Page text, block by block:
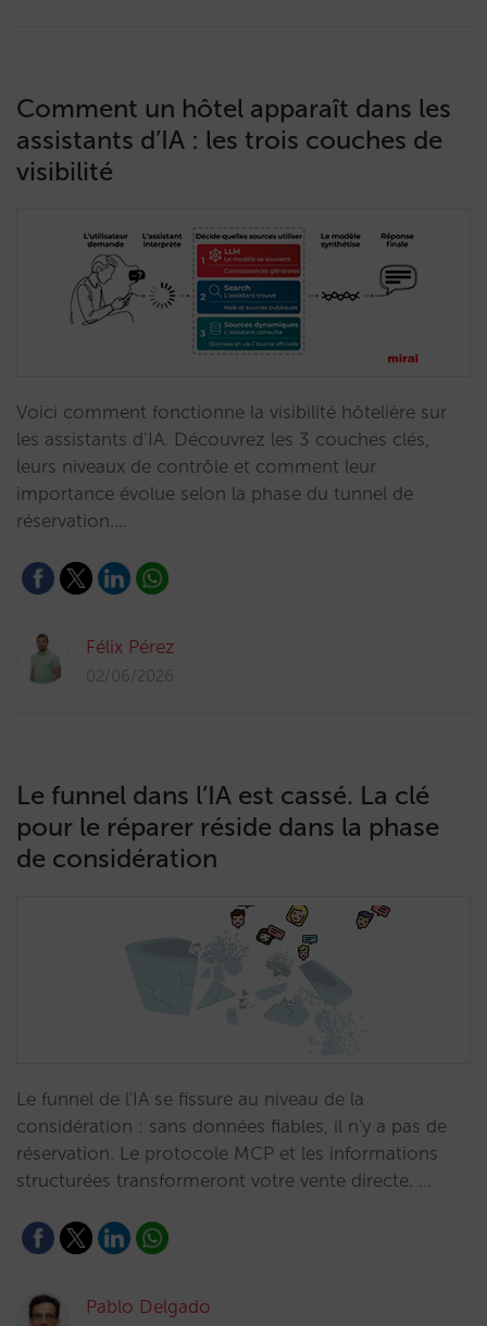
Comment un hôtel apparaît dans les
assistants d’IA : les trois couches de
visibilité
Voici comment fonctionne la visibilité hôtelière sur
les assistants d’IA. Découvrez les 3 couches clés,
leurs niveaux de contrôle et comment leur
importance évolue selon la phase du tunnel de
réservation.…
Félix Pérez
02/06/2026
Le funnel dans l’IA est cassé. La clé
pour le réparer réside dans la phase
de considération
Le funnel de l'IA se fissure au niveau de la
considération : sans données fiables, il n'y a pas de
réservation. Le protocole MCP et les informations
structurées transformeront votre vente directe. …
Pablo Delgado